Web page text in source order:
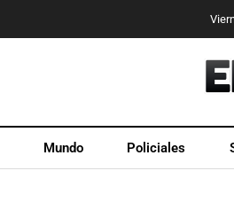
Mundo Policiales